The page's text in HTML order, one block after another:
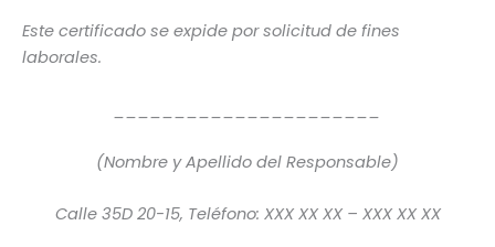
Este certificado se expide por solicitud de fines
laborales.
(Nombre y Apellido del Responsable)
Calle 35D 20-15, Teléfono: XXX XX XX – XXX XX XX